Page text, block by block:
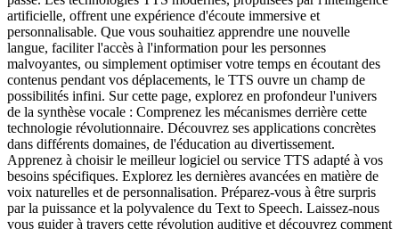
artificielle, offrent une expérience d'écoute immersive et
personnalisable. Que vous souhaitiez apprendre une nouvelle
langue, faciliter l'accès à l'information pour les personnes
malvoyantes, ou simplement optimiser votre temps en écoutant des
contenus pendant vos déplacements, le TTS ouvre un champ de
possibilités infini. Sur cette page, explorez en profondeur l'univers
de la synthèse vocale : Comprenez les mécanismes derrière cette
technologie révolutionnaire. Découvrez ses applications concrètes
dans différents domaines, de l'éducation au divertissement.
Apprenez à choisir le meilleur logiciel ou service TTS adapté à vos
besoins spécifiques. Explorez les dernières avancées en matière de
voix naturelles et de personnalisation. Préparez-vous à être surpris
par la puissance et la polyvalence du Text to Speech. Laissez-nous
vous guider à travers cette révolution auditive et découvrez comment